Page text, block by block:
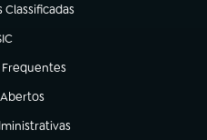
aba)
em nova aba)
aba)
nova aba)
aba)